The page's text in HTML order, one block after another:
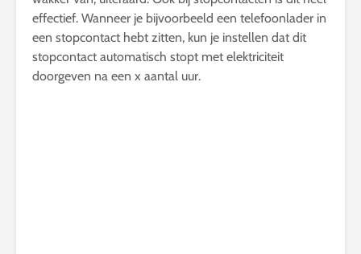
effectief. Wanneer je bijvoorbeeld een telefoonlader in
een stopcontact hebt zitten, kun je instellen dat dit
stopcontact automatisch stopt met elektriciteit
doorgeven na een x aantal uur.